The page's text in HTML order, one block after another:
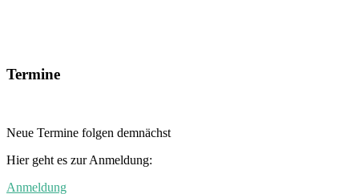
Termine
Neue Termine folgen demnächst
Hier geht es zur Anmeldung:
Anmeldung